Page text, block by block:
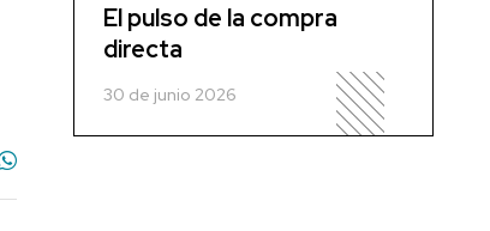
El pulso de la compra
directa
30 de junio 2026